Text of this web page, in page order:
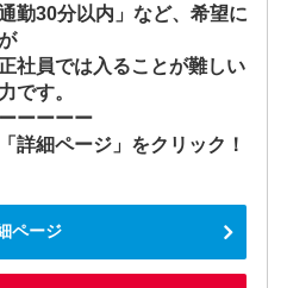
勤30分以内」など、希望に
社員では入ることが難しい
です。
ーーーー
詳細ページ」をクリック！
ページ